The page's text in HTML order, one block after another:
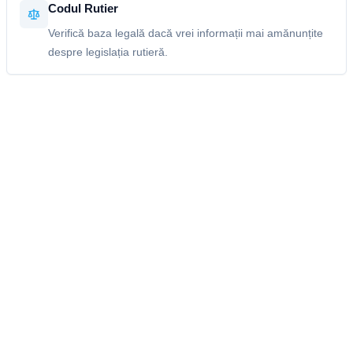
Codul Rutier
Verifică baza legală dacă vrei informații mai amănunțite
despre legislația rutieră.